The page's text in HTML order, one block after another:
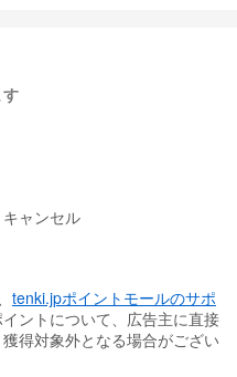
の連携により、常にトレンド
、業界初の即時配送サービス
しています。
ャンセル
tenki.jpポイントモールのサポ
ントについて、広告主に直接
得対象外となる場合がござい